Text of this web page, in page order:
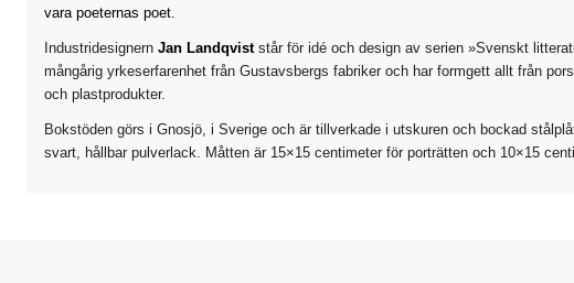
vara poeternas poet.
IndustridesignernJan Landqviststår för idé och design av serien »Svenskt
mångårig yrkeserfarenhet från Gustavsbergs fabriker och har formgett allt från
och plastprodukter.
Bokstöden görs i Gnosjö, i Sverige och är tillverkade i utskuren och bockad
svart, hållbar pulverlack. Måtten är 15×15 centimeter för porträtten och 10×15